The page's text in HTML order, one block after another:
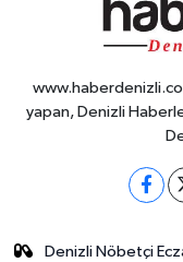
yapan, Denizli
Denizli Nöbetçi